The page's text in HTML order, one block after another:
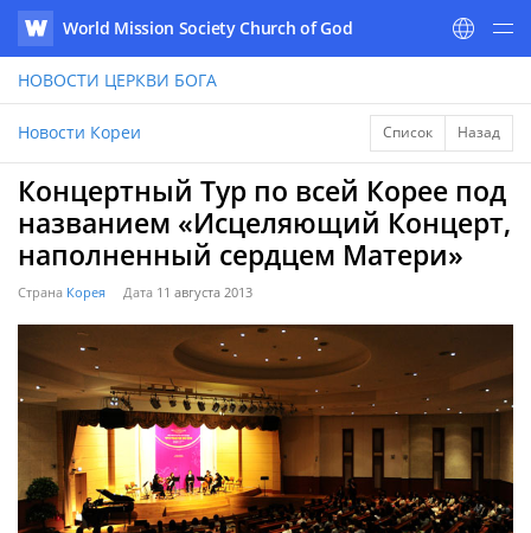
WATV
World Mission Society Church of God
НОВОСТИ ЦЕРКВИ БОГА
Новости Кореи Список Назад
Концертный Тур по всей Корее под
названием «Исцеляющий Концерт,
наполненный сердцем Матери»
Страна Корея Дата 11 августа 2013